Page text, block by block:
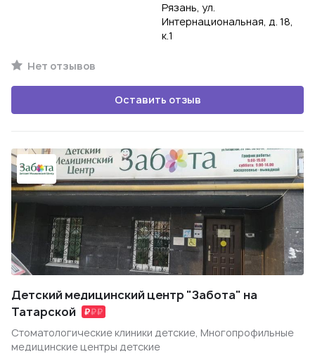
Рязань, ул.
Интернациональная, д. 18,
к.1
Нет отзывов
Оставить отзыв
Детский медицинский центр "Забота" на
Татарской
Стоматологические клиники детские, Многопрофильные
медицинские центры детские